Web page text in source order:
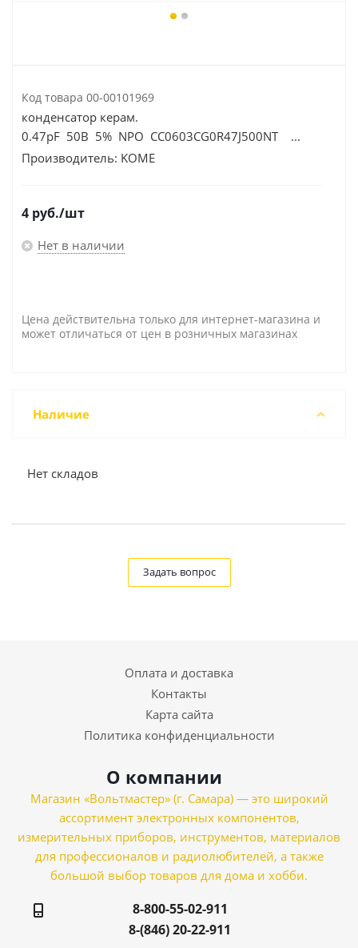
Код товара 00-00101969
конденсатор керам.
0.47pF 50В 5% NPO CC0603CG0R47J500NT ...
Производитель: KOME
4 руб./шт
Нет в наличии
Цена действительна только для интернет-магазина и
может отличаться от цен в розничных магазинах
Наличие
Нет складов
Задать вопрос
Оплата и доставка
Контакты
Карта сайта
Политика конфиденциальности
О компании
Магазин «Вольтмастер» (г. Самара) — это широкий
ассортимент электронных компонентов,
измерительных приборов, инструментов, материалов
для профессионалов и радиолюбителей, а также
большой выбор товаров для дома и хобби.
8-800-55-02-911
8-(846) 20-22-911